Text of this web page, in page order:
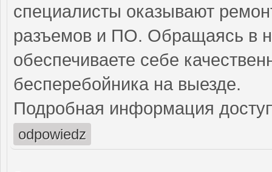
специалисты оказывают
разъемов и ПО. Обращаясь в
обеспечиваете себе
бесперебойника на выезде.
Подробная информация
odpowiedz